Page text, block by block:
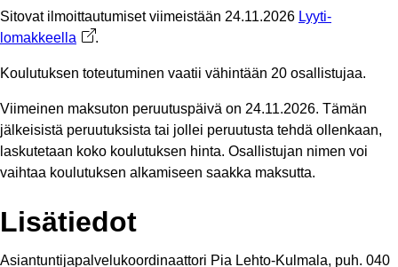
Sitovat ilmoittautumiset viimeistään 24.11.2026 Lyyti-
lomakkeella Avautuu uuteen välilehteen
.
Koulutuksen toteutuminen vaatii vähintään 20 osallistujaa.
Viimeinen maksuton peruutuspäivä on 24.11.2026. Tämän
jälkeisistä peruutuksista tai jollei peruutusta tehdä ollenkaan,
laskutetaan koko koulutuksen hinta. Osallistujan nimen voi
vaihtaa koulutuksen alkamiseen saakka maksutta.
Lisätiedot
Asiantuntijapalvelukoordinaattori Pia Lehto-Kulmala, puh. 040